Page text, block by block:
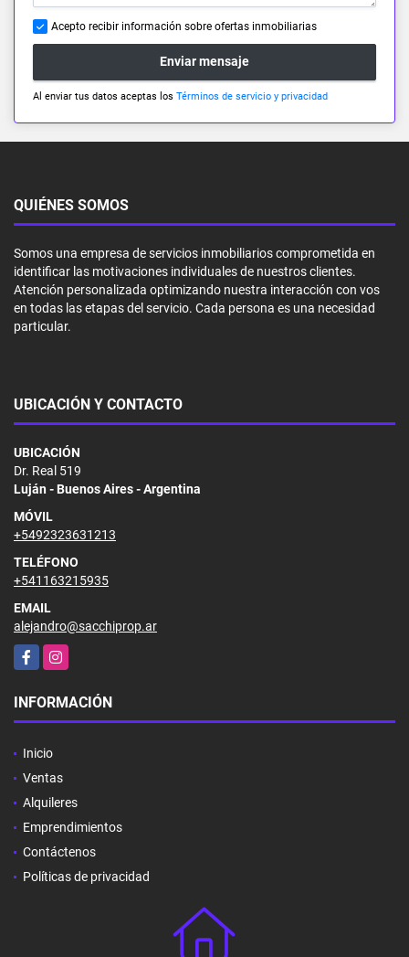
Acepto recibir información sobre ofertas inmobiliarias
Enviar mensaje
Al enviar tus datos aceptas los Términos de servicio y privacidad
QUIÉNES SOMOS
Somos una empresa de servicios inmobiliarios comprometida en
identificar las motivaciones individuales de nuestros clientes.
Atención personalizada optimizando nuestra interacción con vos
en todas las etapas del servicio. Cada persona es una necesidad
particular.
UBICACIÓN Y CONTACTO
UBICACIÓN
Dr. Real 519
Luján - Buenos Aires - Argentina
MÓVIL
+5492323631213
TELÉFONO
+541163215935
EMAIL
alejandro@sacchiprop.ar
FacebookInstagram
INFORMACIÓN
Inicio
Ventas
Alquileres
Emprendimientos
Contáctenos
Políticas de privacidad